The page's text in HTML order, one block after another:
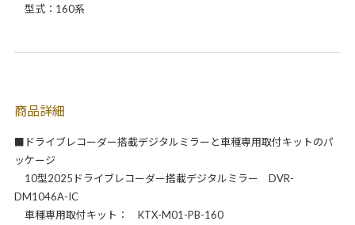
型式：160系
商品詳細
■ドライブレコーダー搭載デジタルミラーと車種専用取付キットのパ
ッケージ
10型2025ドライブレコーダー搭載デジタルミラー DVR-
DM1046A-IC
車種専用取付キット： KTX-M01-PB-160